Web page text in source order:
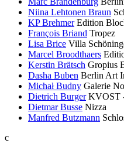
Niina Lehtonen Braun
KP Brehmer Edition
François Briand Tropez
Lisa Brice Villa
Marcel Broodthaers
Kerstin Brätsch Gropius
Dasha Buben Berlin Art
Michał Budny Galerie
Dietrich Burger KVOST
Dietmar Busse Nizza
Manfred Butzmann
c